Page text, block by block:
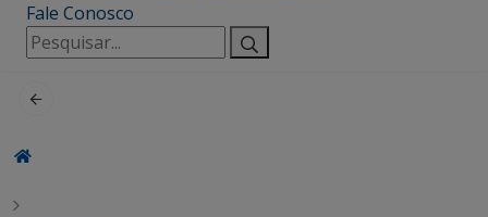
Fale Conosco
Pesquisar
por: